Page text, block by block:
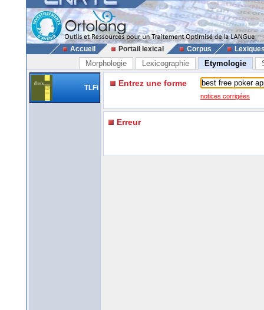
Accueil Portail lexical Corpus
Morphologie Lexicographie Etymologie
TLFi Entrez une forme
notices corrigées
Erreur